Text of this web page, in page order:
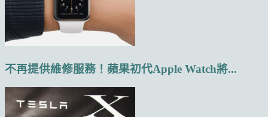
不再提供維修服務！蘋果初代Apple Watch將...